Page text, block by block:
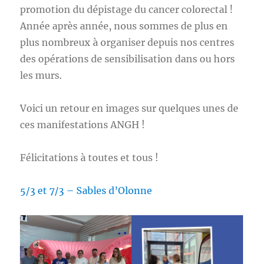
promotion du dépistage du cancer colorectal !
Année après année, nous sommes de plus en
plus nombreux à organiser depuis nos centres
des opérations de sensibilisation dans ou hors
les murs.
Voici un retour en images sur quelques unes de
ces manifestations ANGH !
Félicitations à toutes et tous !
5/3 et 7/3 – Sables d’Olonne